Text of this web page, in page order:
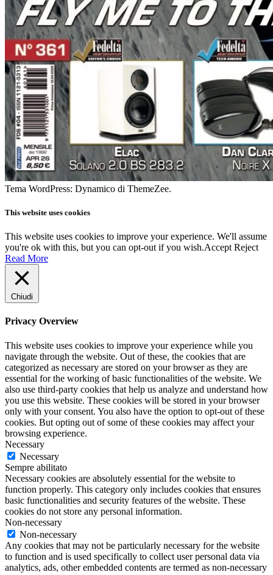
Tema WordPress: Dynamico di ThemeZee.
This website uses cookies
This website uses cookies to improve your experience. We'll assume
you're ok with this, but you can opt-out if you wish.Accept Reject
Read More
Chiudi
Privacy Overview
This website uses cookies to improve your experience while you
navigate through the website. Out of these, the cookies that are
categorized as necessary are stored on your browser as they are
essential for the working of basic functionalities of the website. We
also use third-party cookies that help us analyze and understand how
you use this website. These cookies will be stored in your browser
only with your consent. You also have the option to opt-out of these
cookies. But opting out of some of these cookies may affect your
browsing experience.
Necessary
Necessary
Sempre abilitato
Necessary cookies are absolutely essential for the website to
function properly. This category only includes cookies that ensures
basic functionalities and security features of the website. These
cookies do not store any personal information.
Non-necessary
Non-necessary
Any cookies that may not be particularly necessary for the website
to function and is used specifically to collect user personal data via
analytics, ads, other embedded contents are termed as non-necessary